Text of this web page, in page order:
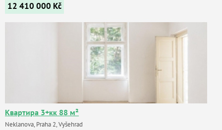
12 410 000 Kč
Квартира 3+кк 88 м²
Neklanova, Praha 2, Vyšehrad